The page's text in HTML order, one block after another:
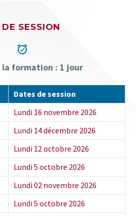
SESSION


la formation : 1 jour
Dates de session
Lundi 16 novembre 2026
Lundi 14 décembre 2026
Lundi 12 octobre 2026
Lundi 5 octobre 2026
Lundi 02 novembre 2026
Lundi 5 octobre 2026